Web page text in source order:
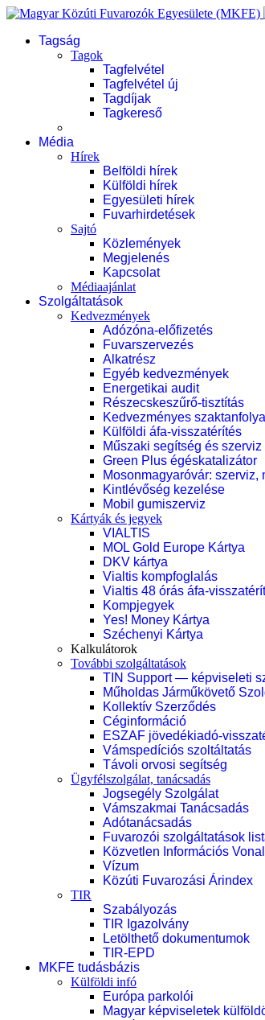
Tagság
Tagok
Tagfelvétel
Tagfelvétel új
Tagdíjak
Tagkereső
Média
Hírek
Belföldi hírek
Külföldi hírek
Egyesületi hírek
Fuvarhirdetések
Sajtó
Közlemények
Megjelenés
Kapcsolat
Médiaajánlat
Szolgáltatások
Kedvezmények
Adózóna-előfizetés
Fuvarszervezés
Alkatrész
Egyéb kedvezmények
Energetikai audit
Részecskeszűrő-tisztítás
Kedvezményes
Külföldi áfa-visszatérítés
Műszaki segítség és szerviz
Green Plus égéskatalizátor
Mosonmagyaróvár: szerviz,
Kintlévőség kezelése
Mobil gumiszerviz
Kártyák és jegyek
VIALTIS
MOL Gold Europe Kártya
DKV kártya
Vialtis kompfoglalás
Vialtis 48 órás áfa-
Kompjegyek
Yes! Money Kártya
Széchenyi Kártya
Kalkulátorok
További szolgáltatások
TIN Support — képviseleti
Műholdas Járműkövető
Kollektív Szerződés
Céginformáció
ESZAF jövedékiadó-
Vámspedíciós szoltáltatás
Távoli orvosi segítség
Ügyfélszolgálat, tanácsadás
Jogsegély Szolgálat
Vámszakmai Tanácsadás
Adótanácsadás
Fuvarozói szolgáltatások
Közvetlen Információs Vonal
Vízum
Közúti Fuvarozási Árindex
TIR
Szabályozás
TIR Igazolvány
Letölthető dokumentumok
TIR-EPD
MKFE tudásbázis
Külföldi infó
Európa parkolói
Magyar képviseletek